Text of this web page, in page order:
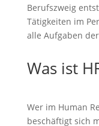
Berufszweig
Tätigkeiten im
alle Aufgaben
Was ist
Wer im Human
beschäftigt sich